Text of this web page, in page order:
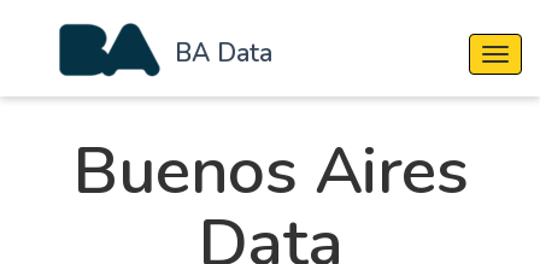
BA Data
Buenos Aires
Data